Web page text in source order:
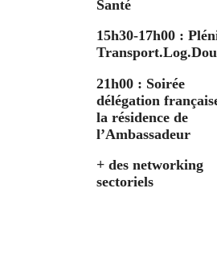
Santé
15h30-17h00 :
21h00 : Soirée
délégation
la résidence de
l’Ambassadeur
+ des networking
sectoriels